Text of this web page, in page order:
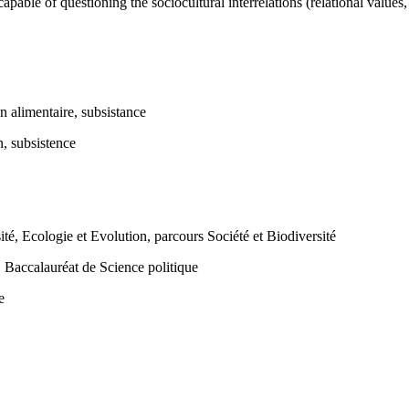
alimentaire, subsistance
subsistence
Ecologie et Evolution, parcours Société et Biodiversité
de Science politique